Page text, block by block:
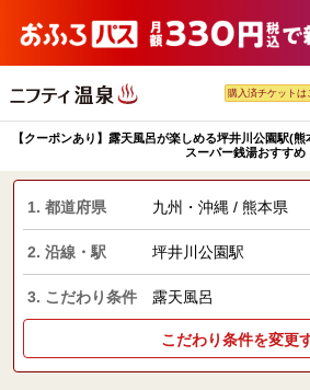
購入済チケットは
【クーポンあり】露天風呂が楽しめる坪井川公園駅(熊
スーパー銭湯おすすめ
1. 都道府県 九州・沖縄 / 熊本県
2. 沿線・駅 坪井川公園駅
3. こだわり条件 露天風呂
こだわり条件を変更